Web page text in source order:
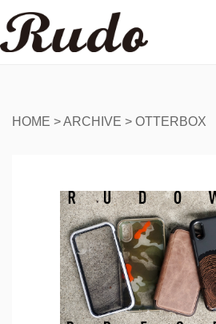
HOME >ARCHIVE > OTTERBOX